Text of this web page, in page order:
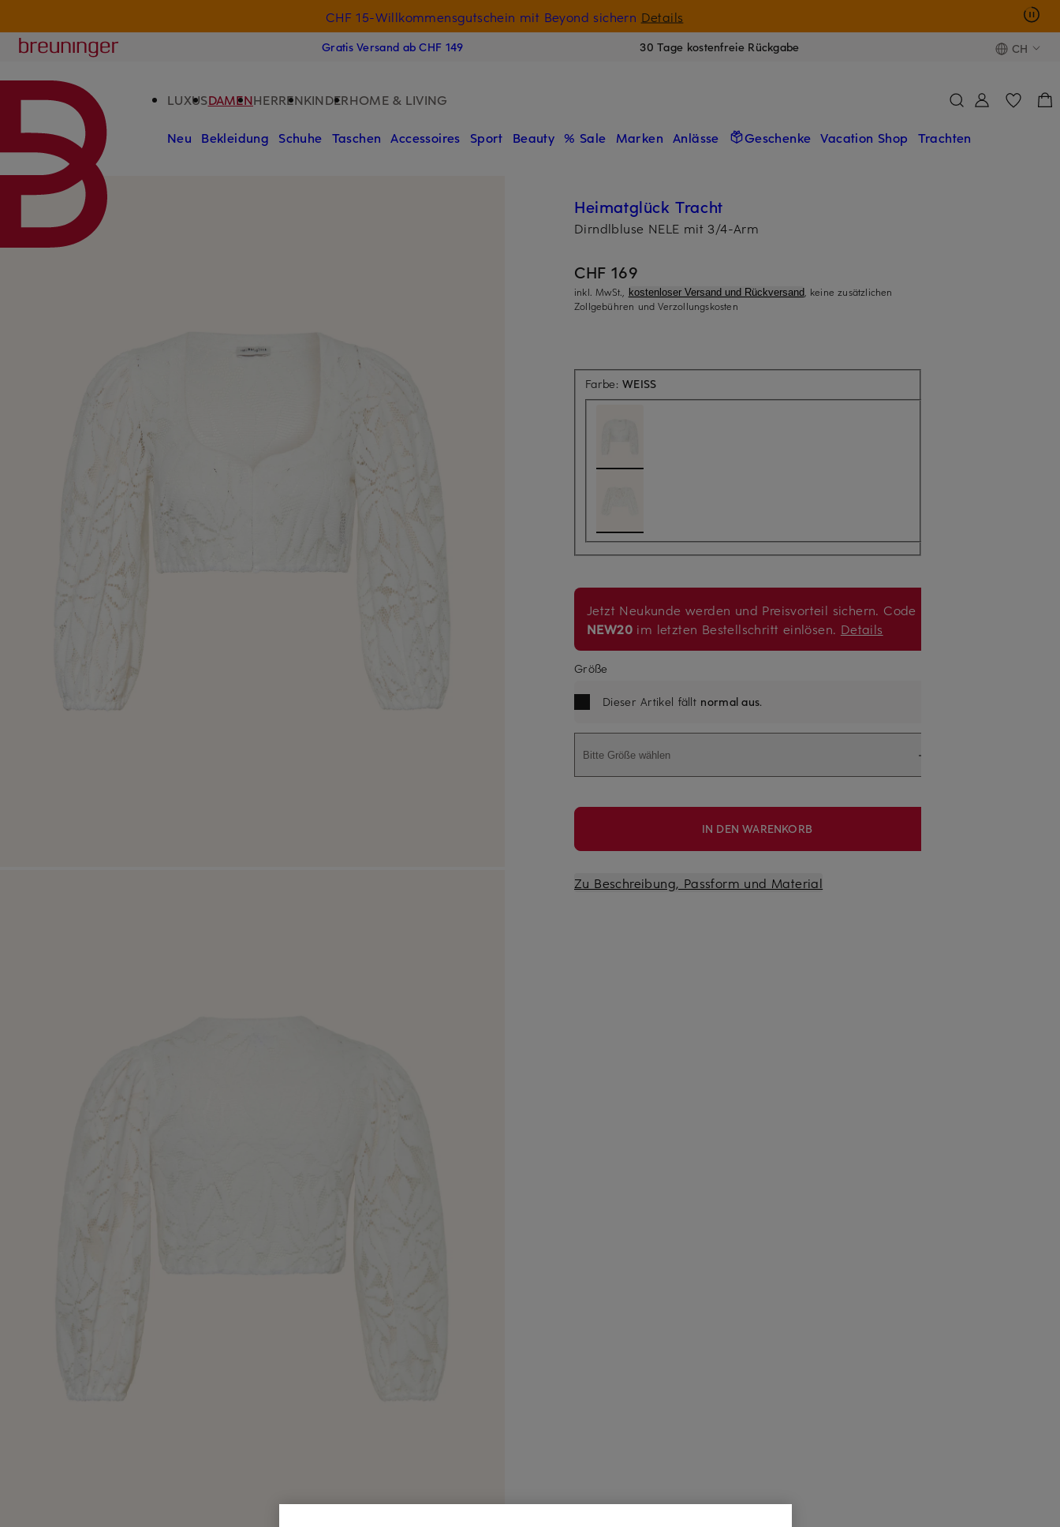
CHF 15-Willkommensgutschein mit Beyond sichern Details
Breuninger
Gratis Versand ab CHF 149 30 Tage kostenfreie Rückgabe CH
LUXUSDAMENHERRENKINDERHOME & LIVING
Neu Bekleidung Schuhe Taschen Accessoires Sport Beauty % Sale Marken Anlässe Geschenke Vacation Shop Trachten
Heimatglück Tracht
Dirndlbluse NELE mit 3/4-Arm
CHF 169
inkl. MwSt., kostenloser Versand und Rückversand, keine zusätzlichen
Zollgebühren und Verzollungskosten
Farbe:WEISS
Jetzt Neukunde werden und Preisvorteil sichern. Code
NEW20 im letzten Bestellschritt einlösen. Details
Größe
Dieser Artikel fällt normal aus.
Bitte Größe wählen
IN DEN WARENKORB
Zu Beschreibung, Passform und Material